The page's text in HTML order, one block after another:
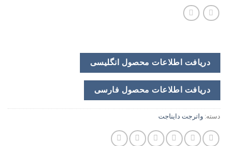
دریافت اطلاعات محصول انگلیسی
دریافت اطلاعات محصول فارسی
دسته: واترجت دایناجت